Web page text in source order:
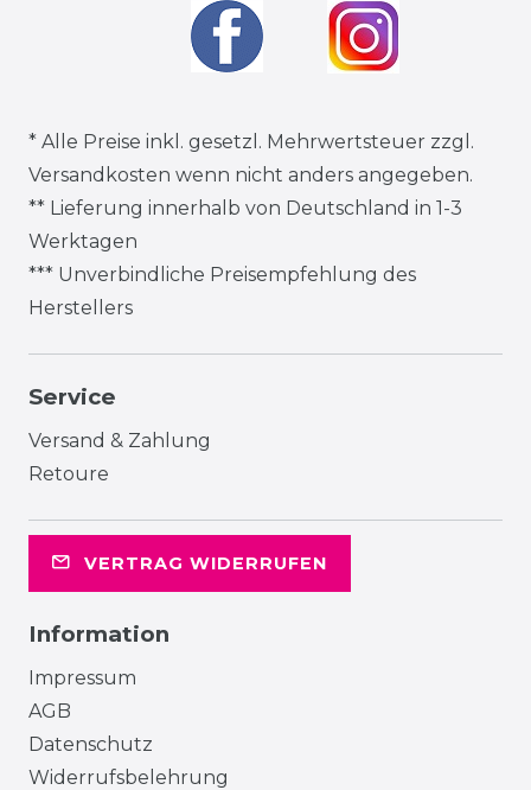
* Alle Preise inkl. gesetzl. Mehrwertsteuer zzgl.
Versandkosten wenn nicht anders angegeben.
** Lieferung innerhalb von Deutschland in 1-3
Werktagen
*** Unverbindliche Preisempfehlung des
Herstellers
Service
Versand & Zahlung
Retoure
VERTRAG WIDERRUFEN
Information
Impressum
AGB
Datenschutz
Widerrufsbelehrung